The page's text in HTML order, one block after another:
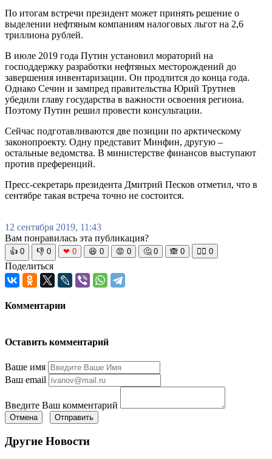
По итогам встречи президент может принять решение о
выделении нефтяным компаниям налоговых льгот на 2,6
триллиона рублей.
В июле 2019 года Путин установил мораторий на
господдержку разработки нефтяных месторождений до
завершения инвентаризации. Он продлится до конца года.
Однако Сечин и зампред правительства Юрий Трутнев
убедили главу государства в важности освоения региона.
Поэтому Путин решил провести консультации.
Сейчас подготавливаются две позиции по арктическому
законопроекту. Одну представит Минфин, другую –
остальные ведомства. В министерстве финансов выступают
против преференций.
Пресс-секретарь президента Дмитрий Песков отметил, что в
сентябре такая встреча точно не состоится.
12 сентября 2019, 11:43
Вам понравилась эта публикация?
👍 0 👎 0 ❤ 0 😆 0 😡 0 🤔 0 🙈 0 🧘‍♀️ 0
Поделиться
Комментарии
Оставить комментарий
Ваше имя
Ваш email
Введите Ваш комментарий
Отмена Отправить
Другие Новости